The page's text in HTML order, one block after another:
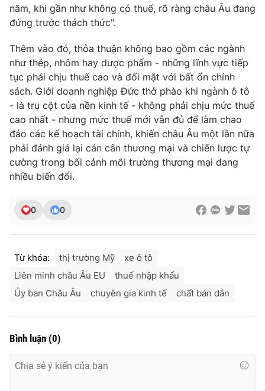
THỜI BÁO VTV
Theo dõi báo trên
Cơ quan chủ quản: Đài Truyền hình Việt Nam
Cơ quan báo chí:Thời báo VTV
Giấy phép hoạt động báo in và báo điện tử số 483/GP-BTTTT
Tổng Biên tập:
Tổng đài VTV:024.38 355 931 - 024.38 355 932
Ðiện thoại Thời báo VTV:
024.66 897 897
Email:
toasoan@vtv.vn
năm, khi gần như không có thuế, rõ ràng châu Âu đang
đứng trước thách thức".
Thêm vào đó, thỏa thuận không bao gồm các ngành
như thép, nhôm hay dược phẩm - những lĩnh vực tiếp
tục phải chịu thuế cao và đối mặt với bất ổn chính
sách. Giới doanh nghiệp Đức thở phào khi ngành ô tô
- là trụ cột của nền kinh tế - không phải chịu mức thuế
cao nhất - nhưng mức thuế mới vẫn đủ để làm chao
đảo các kế hoạch tài chính, khiến châu Âu một lần nữa
phải đánh giá lại cán cân thương mại và chiến lược tự
cường trong bối cảnh môi trường thương mại đang
nhiều biến đổi.
0 0
Từ khóa: thị trường Mỹ
xe ô tô
Liên minh châu Âu EU
thuế nhập khẩu
Ủy ban Châu Âu
chuyên gia kinh tế chất bán dẫn
Bình luận (0)